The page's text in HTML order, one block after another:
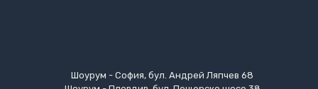
Шоурум - София, бул. Андрей Ляпчев 68